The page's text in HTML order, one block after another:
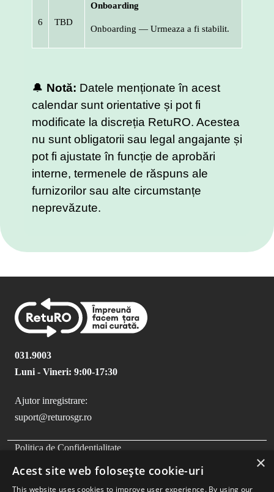
6 TBD
Onboarding
Onboarding — Urmeaza a fi stabilit.
🔔 Notă: Datele menționate în acest
calendar sunt orientative și pot fi
modificate la discreția RetuRO. Acestea
nu sunt obligatorii sau legal angajante și
pot fi ajustate în funcție de aprobări
interne, termenele de răspuns ale
furnizorilor sau alte circumstanțe
neprevăzute.
031.9003
Luni - Vineri: 9:00-17:30
Ajutor inregistrare:
suport@returosgr.ro
FOOTER MENU
Politica de Confidentialitate
Compliance
×
Acest site web folosește cookie-uri
This website uses cookies to improve user experience. By using our